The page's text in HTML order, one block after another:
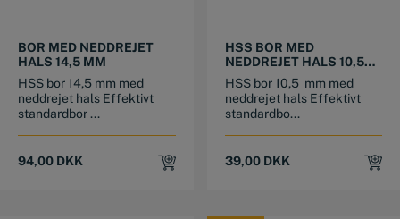
BOR MED NEDDREJET
HALS 14,5 MM
HSS bor 14,5 mm med
neddrejet hals Effektivt
standardbor ...
94,00 DKK
HSS BOR MED
NEDDREJET HALS 10,5
MM
HSS bor 10,5 mm med
neddrejet hals Effektivt
standardbo...
39,00 DKK